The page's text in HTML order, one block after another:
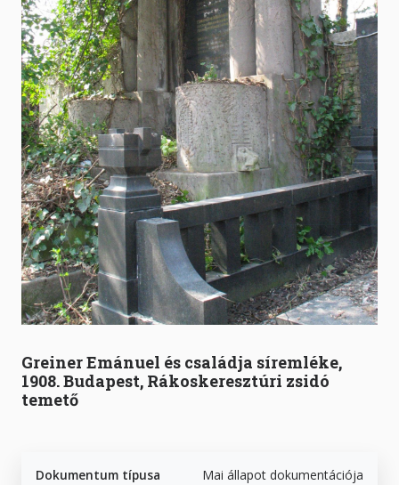
Greiner Emánuel és családja síremléke,
1908. Budapest, Rákoskeresztúri zsidó
temető
Dokumentum típusa Mai állapot dokumentációja